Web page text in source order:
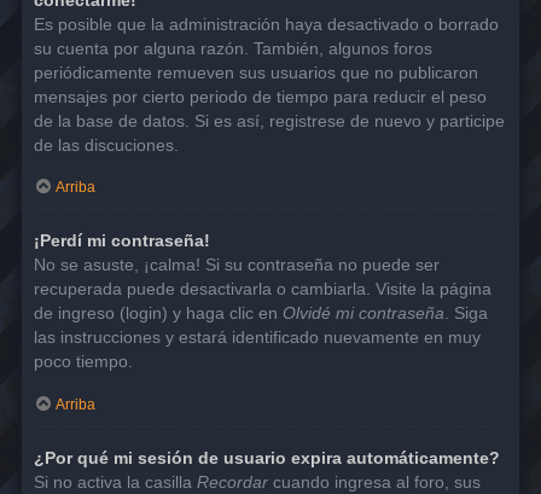
Es posible que la administración haya desactivado o borrado
su cuenta por alguna razón. También, algunos foros
periódicamente remueven sus usuarios que no publicaron
mensajes por cierto periodo de tiempo para reducir el peso
de la base de datos. Si es así, registrese de nuevo y participe
de las discuciones.
Arriba
¡Perdí mi contraseña!
No se asuste, ¡calma! Si su contraseña no puede ser
recuperada puede desactivarla o cambiarla. Visite la página
de ingreso (login) y haga clic en Olvidé mi contraseña. Siga
las instrucciones y estará identificado nuevamente en muy
poco tiempo.
Arriba
¿Por qué mi sesión de usuario expira automáticamente?
Si no activa la casilla Recordar cuando ingresa al foro, sus